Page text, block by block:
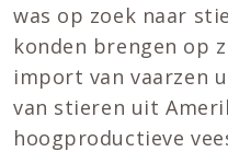
was op zoek naar
konden brengen op
import van vaarzen
van stieren uit
hoogproductieve